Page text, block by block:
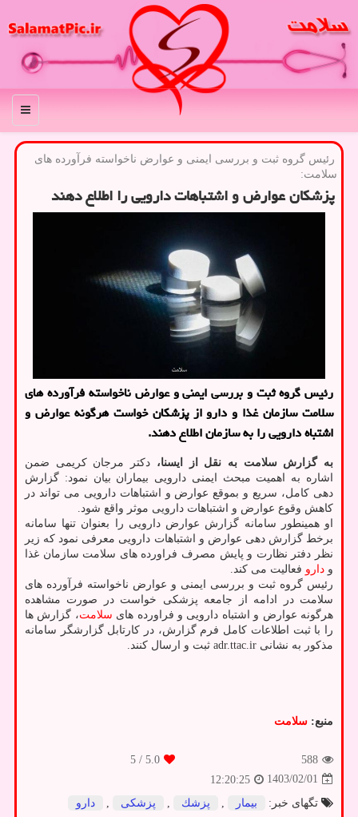
منو
رئیس گروه ثبت و بررسی ایمنی و عوارض ناخواسته فرآورده های
سلامت:
پزشکان عوارض و اشتباهات دارویی را اطلاع دهند
رئیس گروه ثبت و بررسی ایمنی و عوارض ناخواسته فرآورده های
سلامت سازمان غذا و دارو از پزشکان خواست هرگونه عوارض و
اشتباه دارویی را به سازمان اطلاع دهند.
به گزارش سلامت به نقل از ایسنا، دکتر مرجان کریمی ضمن
اشاره به اهمیت مبحث ایمنی دارویی بیماران بیان نمود: گزارش
دهی کامل، سریع و بموقع عوارض و اشتباهات دارویی می تواند در
کاهش وقوع عوارض و اشتباهات دارویی موثر واقع شود.
او همینطور سامانه گزارش عوارض دارویی را بعنوان تنها سامانه
برخط گزارش دهی عوارض و اشتباهات دارویی معرفی نمود که زیر
نظر دفتر نظارت و پایش مصرف فراورده های سلامت سازمان غذا
و دارو فعالیت می کند.
رئیس گروه ثبت و بررسی ایمنی و عوارض ناخواسته فرآورده های
سلامت در ادامه از جامعه پزشکی خواست در صورت مشاهده
هرگونه عوارض و اشتباه دارویی و فراورده های سلامت، گزارش ها
را با ثبت اطلاعات کامل فرم گزارش، در کارتابل گزارشگر سامانه
مذکور به نشانی adr.ttac.ir ثبت و ارسال کنند.
منبع: سلامت
588
5.0
/ 5
1403/02/01
12:20:25
تگهای خبر:
بیمار , پزشك , پزشكی , دارو